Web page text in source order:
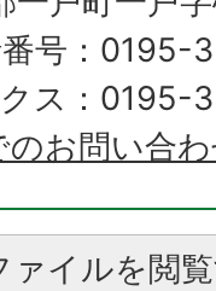
号：0195-
ス：0195-
のお問い合
ァイルを閲